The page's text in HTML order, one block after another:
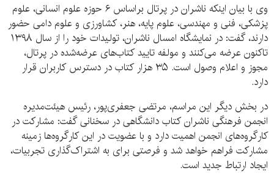
وی با بیان اینکه ناشران در پرتال براساس ۶ حوزه علوم انسانی، علوم
پزشکی، فنی و مهندسی، علوم پایه، هنر، کشاورزی و علوم دامی حضور
دارند، گفت: در نمایشگاه امسال ناشران، تولیدات خود را از سال ۱۳۹۸
تاکنون عرضه می‌کنند و مولفه تایید کتاب‌های عرضه‌شده در پرتال،
مجوز و اعلام وصول است. ۳۵ هزار کتاب در دسترس کاربران قرار
دارد.
در بخش دیگر این مراسم، مرتضی جعفری‌پور، رئیس هیئت‌مدیره
انجمن فرهنگی ناشران کتاب دانشگاهی در سخنانی گفت: مشارکت در
کارگروه‌های انجمن اهمیت دارد و با عضویت در این کارگروه‌ها زمینه
مشارکت فراهم خواهد شد و فرصتی برای به اشتراک‌گذاری تجربیات،
ایجاد ارتباط جدید است.